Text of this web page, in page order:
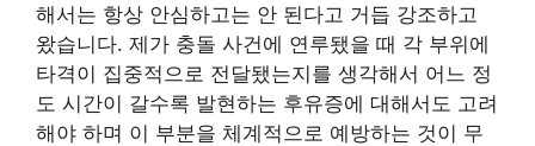
해서는 항상 안심하고는 안 된다고 거듭 강조하고
왔습니다. 제가 충돌 사건에 연루됐을 때 각 부위에
타격이 집중적으로 전달됐는지를 생각해서 어느 정
도 시간이 갈수록 발현하는 후유증에 대해서도 고려
해야 하며 이 부분을 체계적으로 예방하는 것이 무